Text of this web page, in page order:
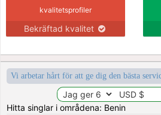
kvalitetsprofiler
Bekräftad kvalitet
Vi arbetar hårt för att ge dig den bästa
Hitta singlar i områdena: Benin